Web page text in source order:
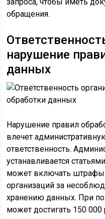
обращения.
нарушение
данных
Нарушение правил
влечет
ответственность.
устанавливается
может включать штрафы
организаций за
хранению данных. При
может достигать 150 000